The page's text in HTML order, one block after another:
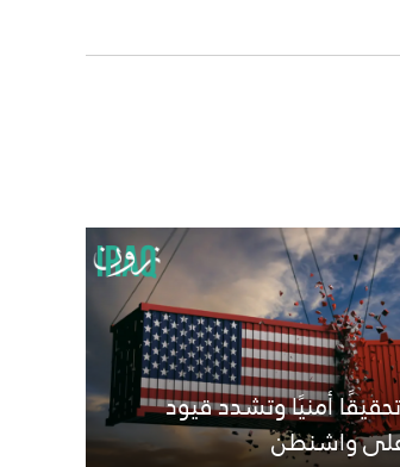
أمنيًا وتشدد قيود
على واشنطن